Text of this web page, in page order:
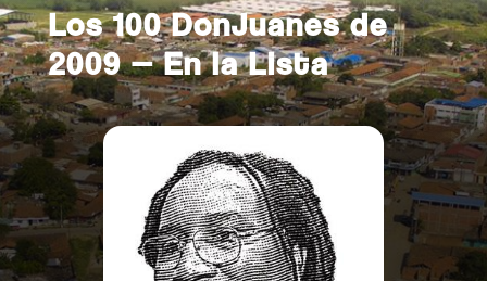
Los 100 DonJuanes de
2009 — En la Lista